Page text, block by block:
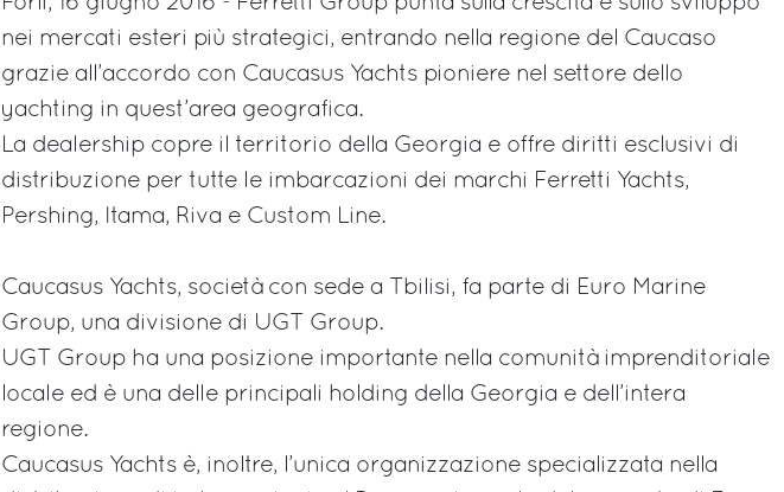
nei mercati esteri più strategici, entrando nella regione del Caucaso
grazie all’accordo con Caucasus Yachts pioniere nel settore dello
yachting in quest’area geografica.
La dealership copre il territorio della Georgia e offre diritti esclusivi di
distribuzione per tutte le imbarcazioni dei marchi Ferretti Yachts,
Pershing, Itama, Riva e Custom Line.
Caucasus Yachts, società con sede a Tbilisi, fa parte di Euro Marine
Group, una divisione di UGT Group.
UGT Group ha una posizione importante nella comunità imprenditoriale
locale ed è una delle principali holding della Georgia e dell’intera
regione.
Caucasus Yachts è, inoltre, l’unica organizzazione specializzata nella